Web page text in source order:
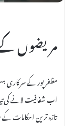
مریضوں
مظفرپور کے سرکاری
اب شفافیت لانے کی
تازہ ترین احکامات